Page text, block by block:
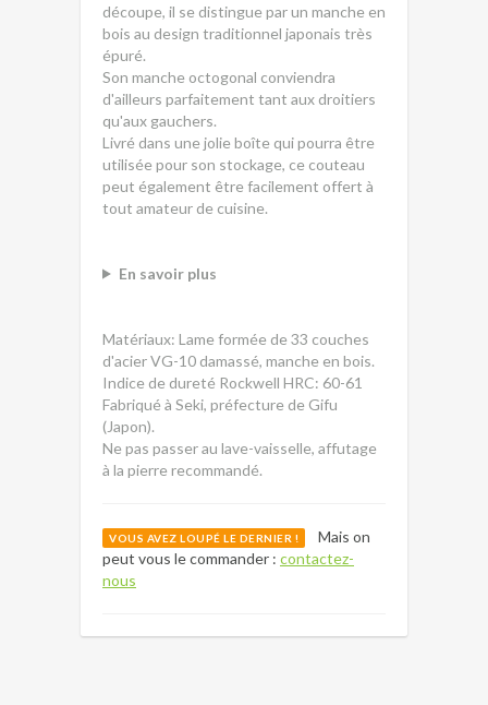
découpe, il se distingue par un manche en
bois au design traditionnel japonais très
épuré.
Son manche octogonal conviendra
d'ailleurs parfaitement tant aux droitiers
qu'aux gauchers.
Livré dans une jolie boîte qui pourra être
utilisée pour son stockage, ce couteau
peut également être facilement offert à
tout amateur de cuisine.
En savoir plus
Matériaux: Lame formée de 33 couches
d'acier VG-10 damassé, manche en bois.
Indice de dureté Rockwell HRC: 60-61
Fabriqué à Seki, préfecture de Gifu
(Japon).
Ne pas passer au lave-vaisselle, affutage
à la pierre recommandé.
VOUS AVEZ LOUPÉ LE DERNIER !
Mais on
peut vous le commander : contactez-
nous